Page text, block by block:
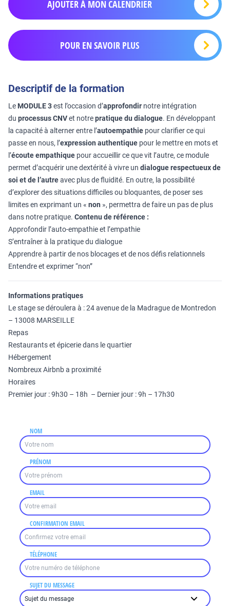
AJOUTER À MON CALENDRIER
POUR EN SAVOIR PLUS
Descriptif de la formation
Le MODULE 3est l’occasion d’approfondir notre intégration
du processus CNVet notrepratique du dialogue. En développant
la capacité à alterner entre l’autoempathie pour clarifier ce qui
passe en nous, l’expression authentique pour le mettre en mots et
l’écoute empathique pour accueillir ce que vit l’autre, ce module
permet d’acquérir une dextérité à vivre un dialogue respectueux de
soi et de l’autreavec plus de fluidité. En outre, la possibilité
d’explorer des situations difficiles ou bloquantes, de poser ses
limites en exprimant un « non », permettra de faire un pas de plus
dans notre pratique. Contenu de référence :
Approfondir l’auto-empathie et l’empathie
S’entraîner à la pratique du dialogue
Apprendre à partir de nos blocages et de nos défis relationnels
Entendre et exprimer “non”
Informations pratiques
Le stage se déroulera à : 24 avenue de la Madrague de Montredon
– 13008 MARSEILLE
Repas
Restaurants et épicerie dans le quartier
Hébergement
Nombreux Airbnb a proximité
Horaires
Premier jour : 9h30 – 18h – Dernier jour : 9h – 17h30
NOM
PRÉNOM
EMAIL
CONFIRMATION EMAIL
TÉLÉPHONE
SUJET DU MESSAGE